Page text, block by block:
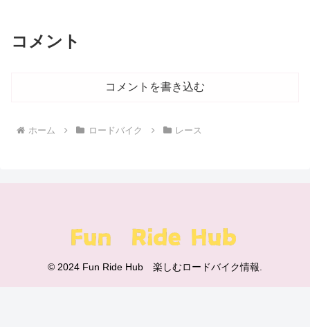
コメント
コメントを書き込む
ホーム ロードバイク レース
© 2024 Fun Ride Hub 楽しむロードバイク情報.